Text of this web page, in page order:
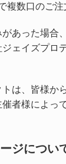
複数口のご注
があった場合
ェイズプロ
は、皆様か
者様によっ
ジについ